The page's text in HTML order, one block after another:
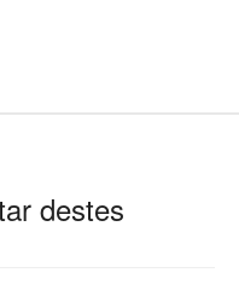
destes